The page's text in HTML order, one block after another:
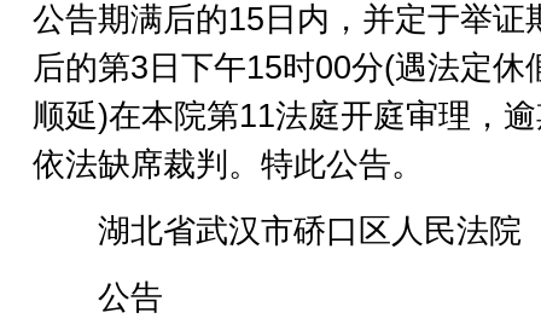
公告期满后的15日内，并定于举证
后的第3日下午15时00分(遇法定休
顺延)在本院第11法庭开庭审理，
依法缺席裁判。特此公告。
湖北省武汉市硚口区人民法院
公告